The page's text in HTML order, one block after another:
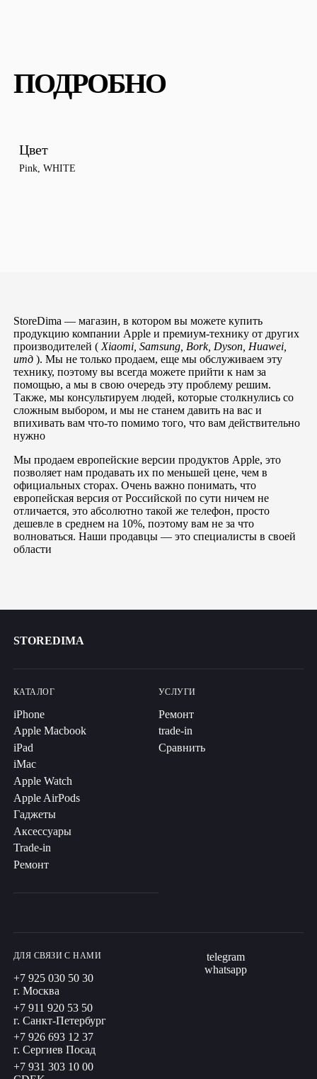
ПОДРОБНО
Цвет
Pink, WHITE
StoreDima — магазин, в котором вы можете купить
продукцию компании Apple и премиум-технику от других
производителей ( Xiaomi, Samsung, Bork, Dyson, Huawei,
итд). Мы не только продаем, еще мы обслуживаем эту
технику, поэтому вы всегда можете прийти к нам за
помощью, а мы в свою очередь эту проблему решим.
Также, мы консультируем людей, которые столкнулись со
сложным выбором, и мы не станем давить на вас и
впихивать вам что-то помимо того, что вам действительно
нужно
Мы продаем европейские версии продуктов Apple, это
позволяет нам продавать их по меньшей цене, чем в
официальных сторах. Очень важно понимать, что
европейская версия от Российской по сути ничем не
отличается, это абсолютно такой же телефон, просто
дешевле в среднем на 10%, поэтому вам не за что
волноваться. Наши продавцы — это специалисты в своей
области
STOREDIMA
КАТАЛОГ
iPhone
Apple Macbook
iPad
iMac
Apple Watch
Apple AirPods
Гаджеты
Аксессуары
Trade-in
Ремонт
УСЛУГИ
Ремонт
trade-in
Сравнить
ДЛЯ СВЯЗИ С НАМИ
+7 925 030 50 30
г. Москва
+7 911 920 53 50
г. Санкт-Петербург
+7 926 693 12 37
г. Сергиев Посад
+7 931 303 10 00
telegram
whatsapp